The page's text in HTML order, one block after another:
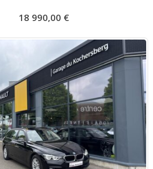
18 990,00 €